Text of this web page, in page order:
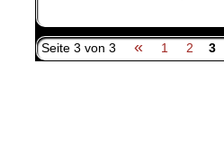
Seite 3 von 3 « 1 2 3